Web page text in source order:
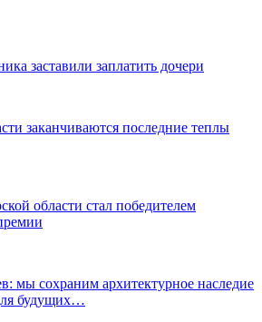
заставили заплатить дочери
заканчиваются последние теплы
области стал победителем
мы сохраним архитектурное наследие
будущих…